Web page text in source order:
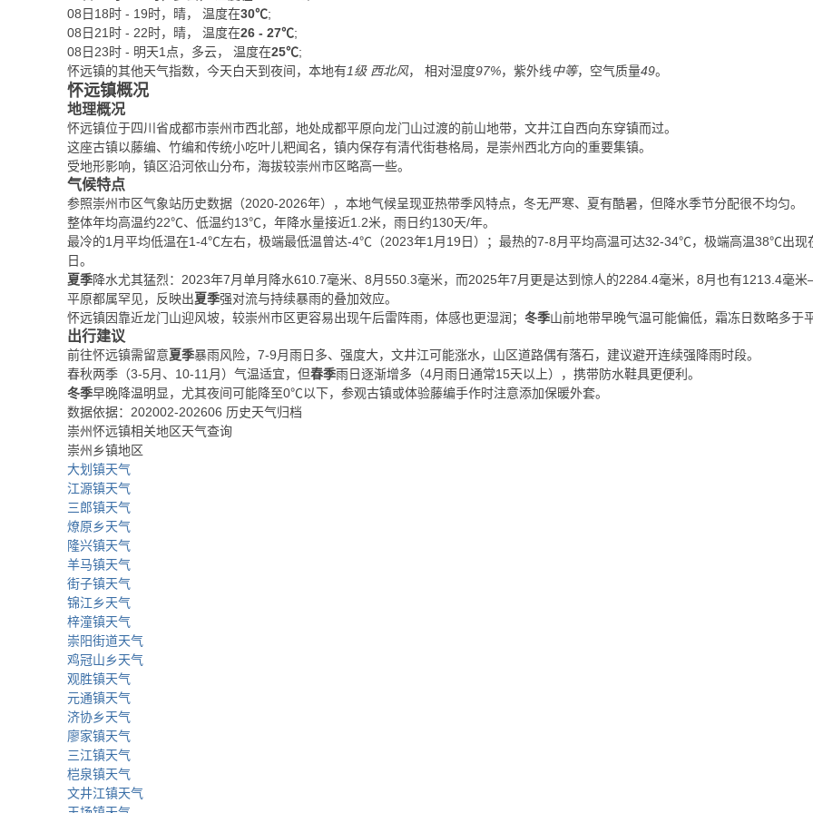
08日18时 - 19时，晴， 温度在30℃;
08日21时 - 22时，晴， 温度在26 - 27℃;
08日23时 - 明天1点，多云， 温度在25℃;
怀远镇的其他天气指数，今天白天到夜间，本地有1级 西北风， 相对湿度97%，紫外线中等，空气质量49。
怀远镇概况
地理概况
怀远镇位于四川省成都市崇州市西北部，地处成都平原向龙门山过渡的前山地带，文井江自西向东穿镇而过。
这座古镇以藤编、竹编和传统小吃叶儿粑闻名，镇内保存有清代街巷格局，是崇州西北方向的重要集镇。
受地形影响，镇区沿河依山分布，海拔较崇州市区略高一些。
气候特点
参照崇州市区气象站历史数据（2020-2026年），本地气候呈现亚热带季风特点，冬无严寒、夏有酷暑，但降水季节分配很不均匀。
整体年均高温约22℃、低温约13℃，年降水量接近1.2米，雨日约130天/年。
最冷的1月平均低温在1-4℃左右，极端最低温曾达-4℃（2023年1月19日）；最热的7-8月平均高温可达32-34℃，极端高温38℃出现
日。
夏季降水尤其猛烈：2023年7月单月降水610.7毫米、8月550.3毫米，而2025年7月更是达到惊人的2284.4毫米，8月也有1213.4毫
平原都属罕见，反映出夏季强对流与持续暴雨的叠加效应。
怀远镇因靠近龙门山迎风坡，较崇州市区更容易出现午后雷阵雨，体感也更湿润； 冬季山前地带早晚气温可能偏低，霜冻日数略多于
出行建议
前往怀远镇需留意夏季暴雨风险，7-9月雨日多、强度大，文井江可能涨水，山区道路偶有落石，建议避开连续强降雨时段。
春秋两季（3-5月、10-11月）气温适宜，但春季雨日逐渐增多（4月雨日通常15天以上），携带防水鞋具更便利。
冬季早晚降温明显，尤其夜间可能降至0℃以下，参观古镇或体验藤编手作时注意添加保暖外套。
数据依据：202002-202606 历史天气归档
崇州怀远镇相关地区天气查询
崇州乡镇地区
大划镇天气
江源镇天气
三郎镇天气
燎原乡天气
隆兴镇天气
羊马镇天气
街子镇天气
锦江乡天气
梓潼镇天气
崇阳街道天气
鸡冠山乡天气
观胜镇天气
元通镇天气
济协乡天气
廖家镇天气
三江镇天气
桤泉镇天气
文井江镇天气